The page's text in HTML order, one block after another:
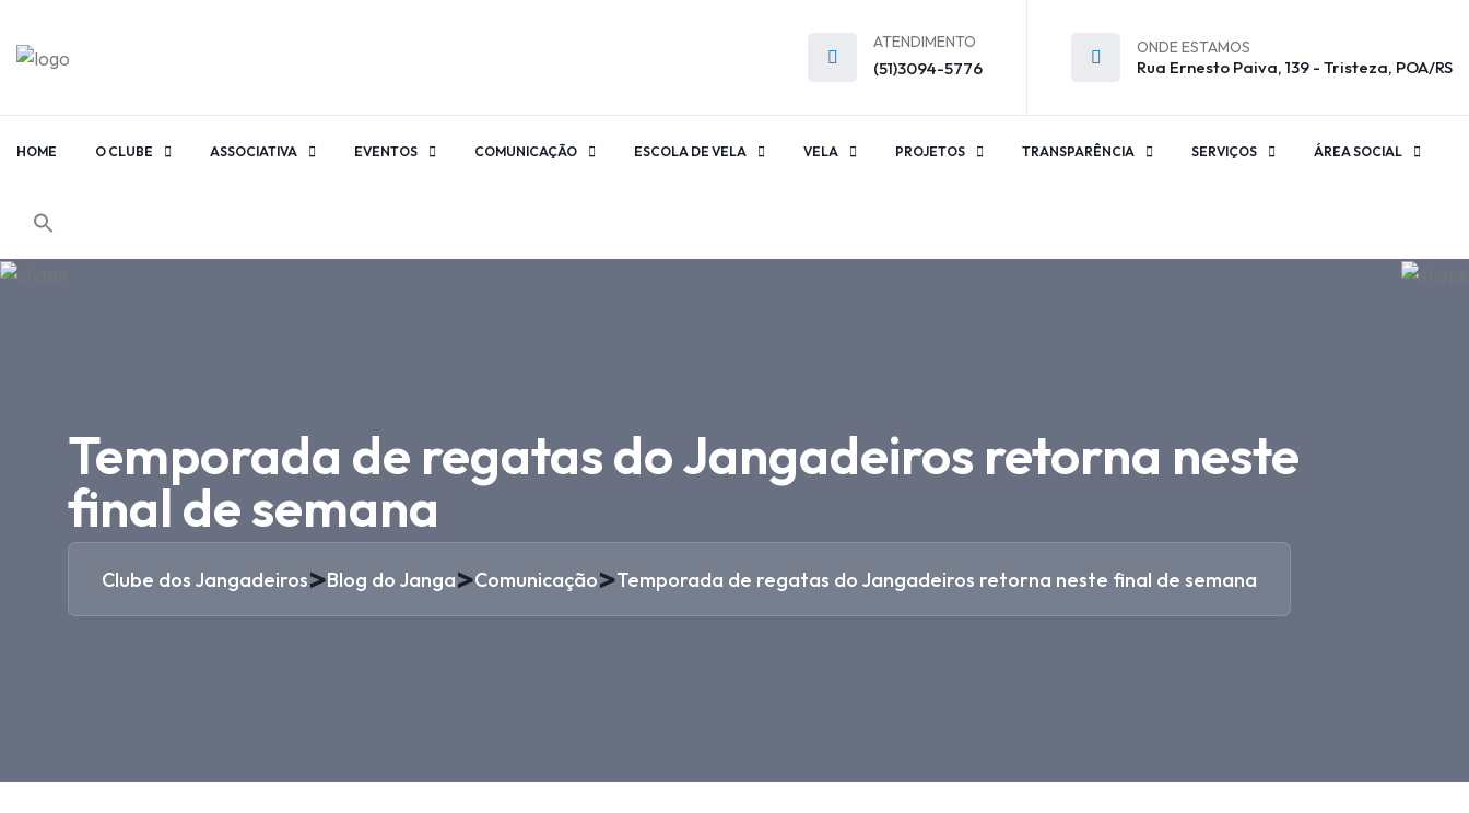
ATENDIMENTO
(51)3094-5776
ONDE ESTAMOS
Rua Ernesto Paiva, 139 - Tristeza, POA/RS
HOME O CLUBE ASSOCIATIVA EVENTOS COMUNICAÇÃO ESCOLA DE VELA VELA PROJETOS TRANSPARÊNCIA SERVIÇOS ÁREA SOCIAL
Temporada de regatas do Jangadeiros retorna neste
final de semana
Clube dos Jangadeiros>Blog do Janga>Comunicação>Temporada de regatas do Jangadeiros retorna neste final de semana